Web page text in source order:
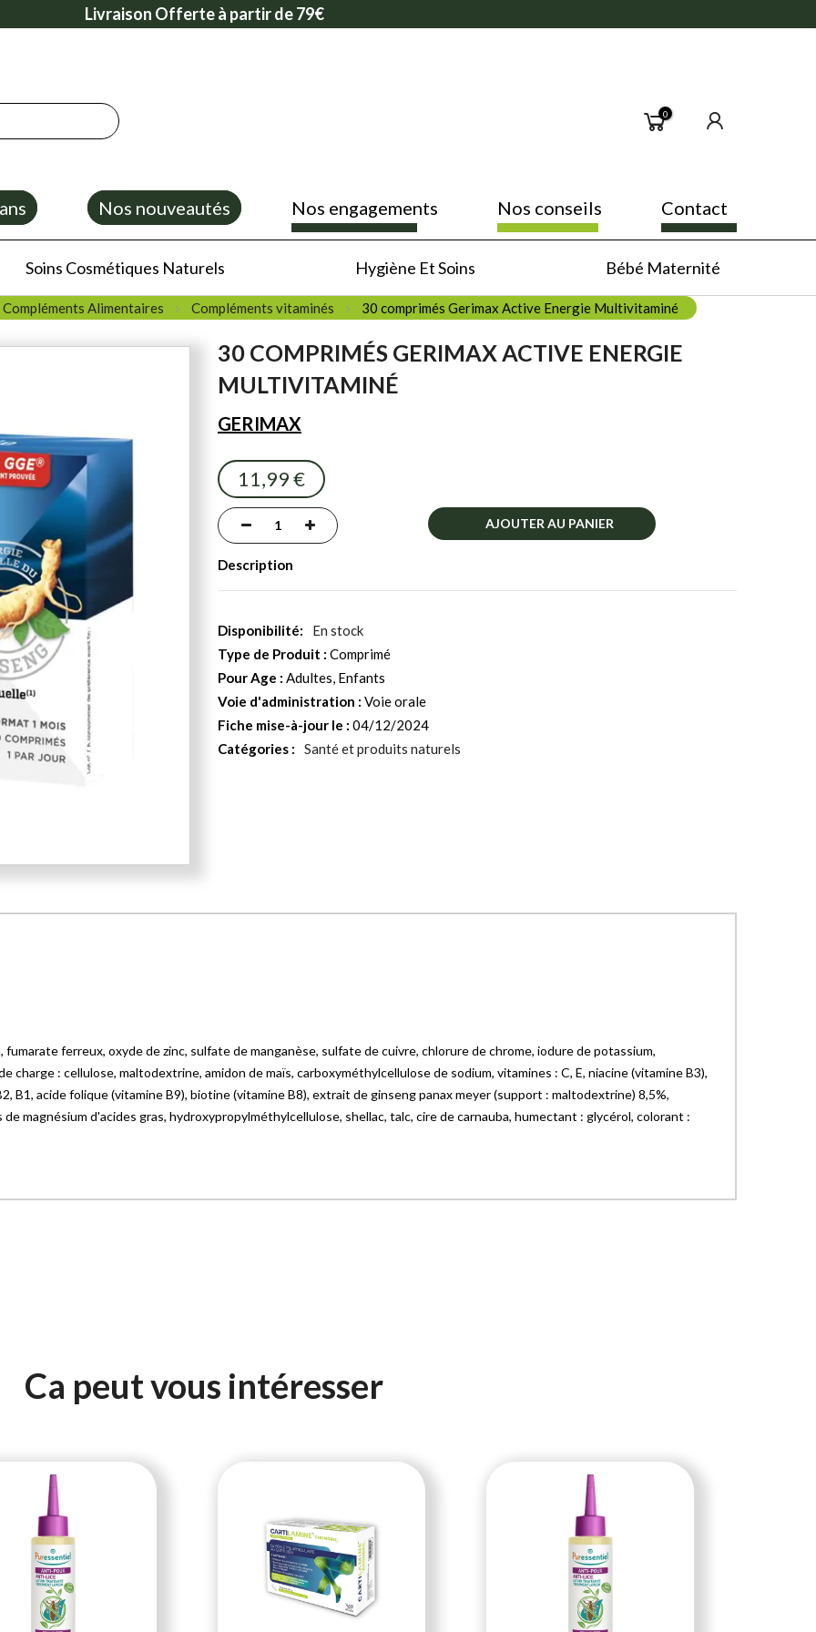
Livraison Offerte à partir de 79€
0
Nos nouveautés Nos engagements Nos conseils Contact
Soins Cosmétiques Naturels Hygiène Et Soins Bébé Maternité
Alimentaires Compléments vitaminés 30 comprimés Gerimax Active Energie Multivitaminé
30 COMPRIMÉS GERIMAX ACTIVE ENERGIE
MULTIVITAMINÉ
GERIMAX
11,99 €
AJOUTER AU PANIER
Description
En stock
Type de Produit : Comprimé
Pour Age : Adultes, Enfants
Voie d'administration : Voie orale
Fiche mise-à-jour le : 04/12/2024
Catégories :
Santé et produits naturels
ferreux, oxyde de zinc, sulfate de manganèse, sulfate de cuivre, chlorure de chrome, iodure de potassium,
charge : cellulose, maltodextrine, amidon de maïs, carboxyméthylcellulose de sodium, vitamines : C, E, niacine (vitamine B3),
B1, acide folique (vitamine B9), biotine (vitamine B8), extrait de ginseng panax meyer (support : maltodextrine) 8,5%,
magnésium d'acides gras, hydroxypropylméthylcellulose, shellac, talc, cire de carnauba, humectant : glycérol, colorant :
Ca peut vous intéresser